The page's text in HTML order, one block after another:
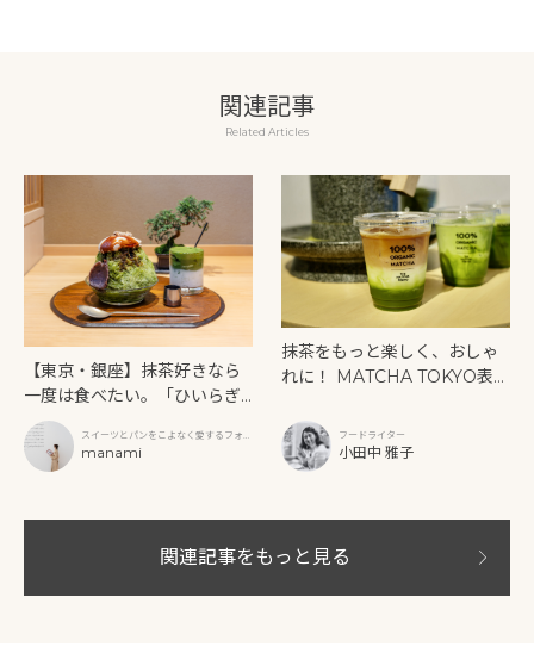
関連記事
Related Articles
【東京・銀座】抹茶好きなら
一度は食べたい。「ひいらぎ
銀座本店」の濃厚抹茶かき氷
スイーツとパンをこよなく愛するフォト
グラファー
manami
抹茶をもっと楽しく、おしゃ
れに！ MATCHA TOKYO表参
フードライター
小田中 雅子
関連記事をもっと見る